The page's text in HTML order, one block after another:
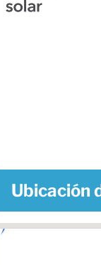
Ubicación